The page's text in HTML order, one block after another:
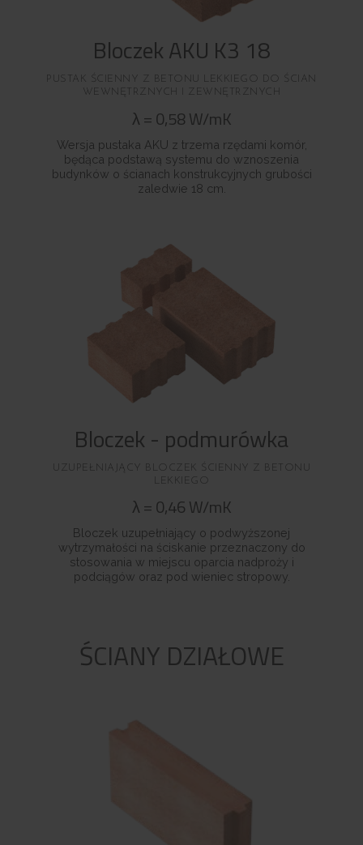
Bloczek AKU K3 18
PUSTAK ŚCIENNY Z BETONU LEKKIEGO DO ŚCIAN
WEWNĘTRZNYCH I ZEWNĘTRZNYCH
λ=0,58W/mK
Wersja pustaka AKU z trzema rzędami komór,
będąca podstawą systemu do wznoszenia
budynków o ścianach konstrukcyjnych grubości
zaledwie 18 cm.
Bloczek - podmurówka
UZUPEŁNIAJĄCY BLOCZEK ŚCIENNY Z BETONU
λ=0,46W/mK
Bloczek uzupełniający o podwyższonej
wytrzymałości na ściskanie przeznaczony do
stosowania w miejscu oparcia nadproży i
podciągów oraz pod wieniec stropowy.
ŚCIANY DZIAŁOWE